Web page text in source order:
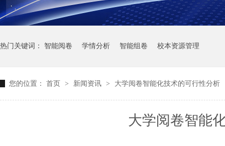
热门关键词： 智能阅卷 学情分析 智能组卷 校本资源管理
您的位置： 首页 > 新闻资讯 > 大学阅卷智能化技术的可行性分析
大学阅卷智能